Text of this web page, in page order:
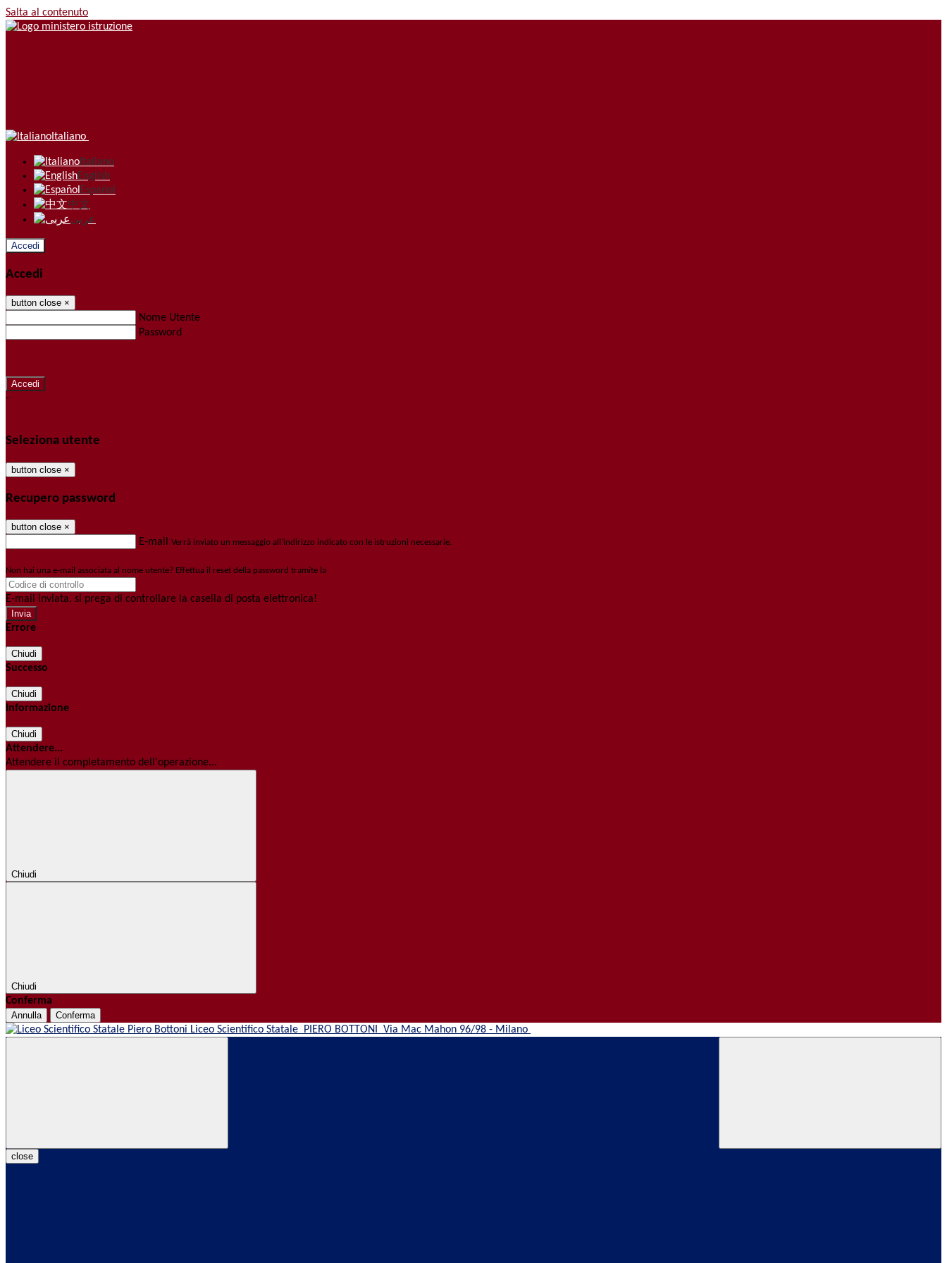
Salta al contenuto
Italiano
Italiano
English
Español
中文
عربى
Accedi
Accedi
button close ×
Nome Utente
Password
-
Seleziona utente
button close ×
Recupero password
button close ×
E-mail Verrà inviato un messaggio all'indirizzo indicato con le istruzioni necessarie.
Non hai una e-mail associata al nome utente? Effettua il reset della password tramite la
E-mail inviata, si prega di controllare la casella di posta elettronica!
Errore
Chiudi
Successo
Chiudi
Informazione
Chiudi
Attendere...
Attendere il completamento dell'operazione...
Chiudi
Chiudi
Conferma
Annulla Conferma
Liceo Scientifico Statale PIERO BOTTONI Via Mac Mahon 96/98 - Milano
close